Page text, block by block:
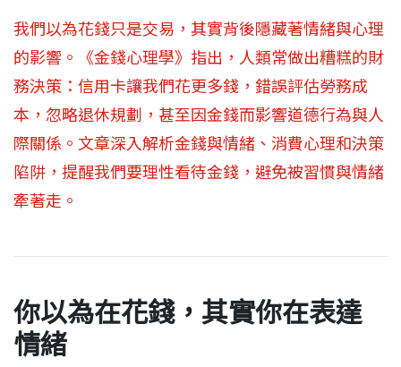
我們以為花錢只是交易，其實背後隱藏著情緒與心理
的影響。《金錢心理學》指出，人類常做出糟糕的財
務決策：信用卡讓我們花更多錢，錯誤評估勞務成
本，忽略退休規劃，甚至因金錢而影響道德行為與人
際關係。文章深入解析金錢與情緒、消費心理和決策
陷阱，提醒我們要理性看待金錢，避免被習慣與情緒
牽著走。
你以為在花錢，其實你在表達
情緒